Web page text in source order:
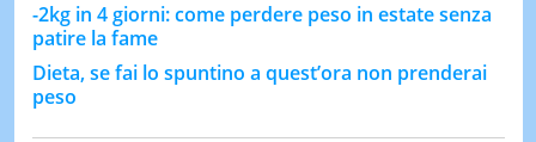
-2kg in 4 giorni: come perdere peso in estate senza
patire la fame
Dieta, se fai lo spuntino a quest’ora non prenderai
peso